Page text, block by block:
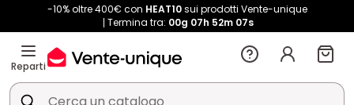
-10% oltre 400€ con HEAT10sui prodotti Vente-unique
Termina tra: 00g 07h 52m 06s
Reparti